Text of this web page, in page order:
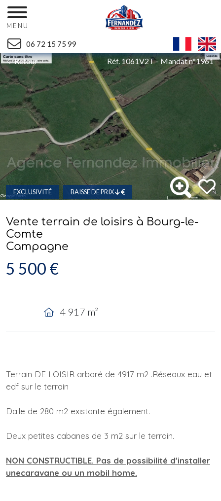
MENU
06 72 15 75 99
Retour Réf. 1061V2T - Mandat n°1961
EXCLUSIVITÉ BAISSE DE PRIX
Vente terrain de loisirs à Bourg-le-
Comte
Campagne
5 500 €
4 917 m²
Terrain DE LOISIR arboré de 4917 m2 .Réseaux eau et
edf sur le terrain
Dalle de 280 m2 existante également.
Deux petites cabanes de 3 m2 sur le terrain.
NON CONSTRUCTIBLE. Pas de possibilité d'installer
unecaravane ou un mobil home.